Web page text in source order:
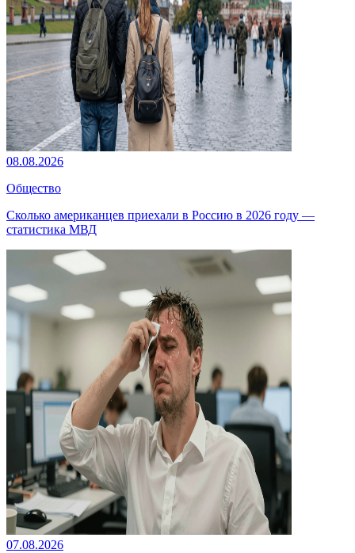
08.08.2026
Общество
Сколько американцев приехали в Россию в 2026 году —
статистика МВД
07.08.2026